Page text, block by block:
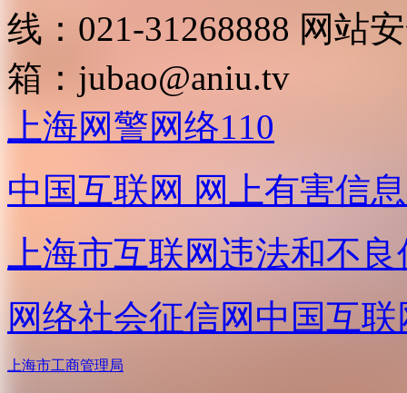
线：021-31268888 网站
箱： jubao@aniu.tv
上海网警网络110
中国互联网 网上有害信
上海市互联网违法和不
网络社会征信网 中国互
上海市工商管理局